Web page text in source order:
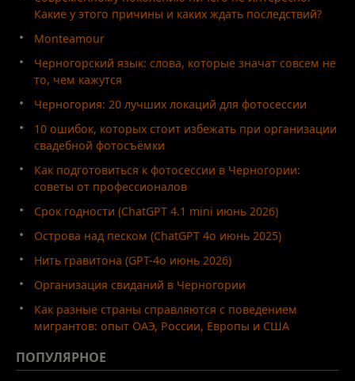
Какие у этого причины и каких ждать последствий?
Monteamour
Черногорский язык: слова, которые значат совсем не
то, чем кажутся
Черногория: 20 лучших локаций для фотосессии
10 ошибок, которых стоит избежать при организации
свадебной фотосъёмки
Как подготовиться к фотосессии в Черногории:
советы от профессионалов
Срок годности (ChatGPT 4.1 mini июнь 2026)
Острова над песком (ChatGPT 4o июнь 2025)
Нить гравитона (GPT-4o июнь 2026)
Организация свиданий в Черногории
Как разные страны справляются с поведением
мигрантов: опыт ОАЭ, России, Европы и США
ПОПУЛЯРНОЕ